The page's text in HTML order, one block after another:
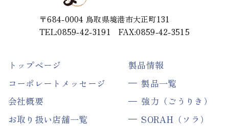
〒684-0004 鳥取県境港市大正町131
TEL:0859-42-3191FAX:0859-42-3515
トップページ
コーポレートメッセージ
会社概要
お取り扱い店舗一覧
製品情報
製品一覧
強力（ごうりき）
SORAH（ソラ）